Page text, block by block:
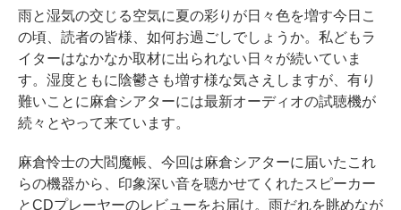
雨と湿気の交じる空気に夏の彩りが日々色を増す今日こ
の頃、読者の皆様、如何お過ごしでしょうか。私どもラ
イターはなかなか取材に出られない日々が続いていま
す。湿度ともに陰鬱さも増す様な気さえしますが、有り
難いことに麻倉シアターには最新オーディオの試聴機が
続々とやって来ています。
麻倉怜士の大閻魔帳、今回は麻倉シアターに届いたこれ
らの機器から、印象深い音を聴かせてくれたスピーカー
とCDプレーヤーのレビューをお届け。雨だれを眺めなが